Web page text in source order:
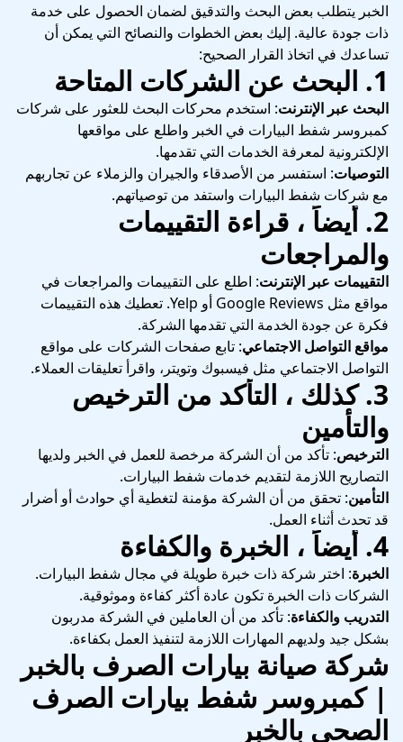
الخبر يتطلب بعض البحث والتدقيق لضمان الحصول على خدمة
ذات جودة عالية. إليك بعض الخطوات والنصائح التي يمكن أن
تساعدك في اتخاذ القرار الصحيح:
1. البحث عن الشركات المتاحة
البحث عبر الإنترنت: استخدم محركات البحث للعثور على شركات
كمبروسر شفط البيارات في الخبر واطلع على مواقعها
الإلكترونية لمعرفة الخدمات التي تقدمها.
التوصيات: استفسر من الأصدقاء والجيران والزملاء عن تجاربهم
مع شركات شفط البيارات واستفد من توصياتهم.
2. أيضاً ، قراءة التقييمات
والمراجعات
التقييمات عبر الإنترنت: اطلع على التقييمات والمراجعات في
مواقع مثل Google Reviews أو Yelp. تعطيك هذه التقييمات
فكرة عن جودة الخدمة التي تقدمها الشركة.
مواقع التواصل الاجتماعي: تابع صفحات الشركات على مواقع
التواصل الاجتماعي مثل فيسبوك وتويتر، واقرأ تعليقات العملاء.
3. كذلك ، التأكد من الترخيص
والتأمين
الترخيص: تأكد من أن الشركة مرخصة للعمل في الخبر ولديها
التصاريح اللازمة لتقديم خدمات شفط البيارات.
التأمين: تحقق من أن الشركة مؤمنة لتغطية أي حوادث أو أضرار
قد تحدث أثناء العمل.
4. أيضاً ، الخبرة والكفاءة
الخبرة: اختر شركة ذات خبرة طويلة في مجال شفط البيارات.
الشركات ذات الخبرة تكون عادة أكثر كفاءة وموثوقية.
التدريب والكفاءة: تأكد من أن العاملين في الشركة مدربون
بشكل جيد ولديهم المهارات اللازمة لتنفيذ العمل بكفاءة.
شركة صيانة بيارات الصرف بالخبر
| كمبروسر شفط بيارات الصرف
الصحي بالخبر